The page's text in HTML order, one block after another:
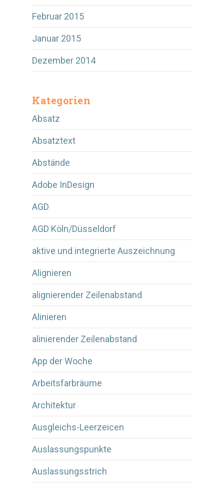
Februar 2015
Januar 2015
Dezember 2014
Kategorien
Absatz
Absatztext
Abstände
Adobe InDesign
AGD
AGD Köln/Düsseldorf
aktive und integrierte Auszeichnung
Alignieren
alignierender Zeilenabstand
Alinieren
alinierender Zeilenabstand
App der Woche
Arbeitsfarbräume
Architektur
Ausgleichs-Leerzeicen
Auslassungspunkte
Auslassungsstrich